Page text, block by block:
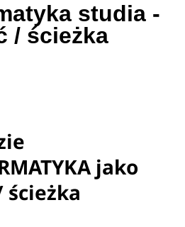
studia -
/ ścieżka
jako
ścieżka